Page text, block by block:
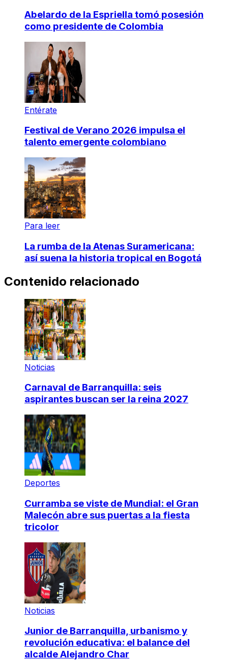
Abelardo de la Espriella tomó posesión
como presidente de Colombia
Entérate
Festival de Verano 2026 impulsa el
talento emergente colombiano
Para leer
La rumba de la Atenas Suramericana:
así suena la historia tropical en Bogotá
Contenido relacionado
Noticias
Carnaval de Barranquilla: seis
aspirantes buscan ser la reina 2027
Deportes
Curramba se viste de Mundial: el Gran
Malecón abre sus puertas a la fiesta
tricolor
Noticias
Junior de Barranquilla, urbanismo y
revolución educativa: el balance del
alcalde Alejandro Char